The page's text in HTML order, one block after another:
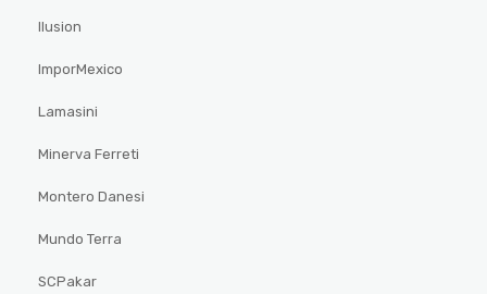
Ilusion
ImporMexico
Lamasini
Minerva Ferreti
Montero Danesi
Mundo Terra
SCPakar